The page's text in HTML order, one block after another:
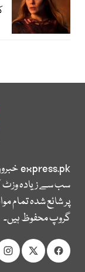
express.pk
سب سے زیادہ
پر شائع شدہ تمام
گروپ محفوظ ہیں۔